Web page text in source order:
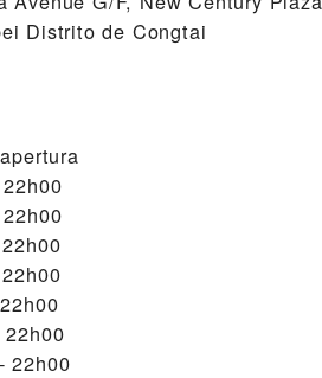
Distrito de Congtai
22h00